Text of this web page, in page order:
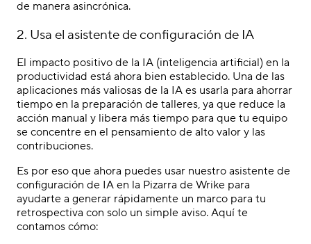
de manera asincrónica.
2. Usa el asistente de configuración de IA
El impacto positivo de la IA (inteligencia artificial) en la
productividad está ahora bien establecido. Una de las
aplicaciones más valiosas de la IA es usarla para ahorrar
tiempo en la preparación de talleres, ya que reduce la
acción manual y libera más tiempo para que tu equipo
se concentre en el pensamiento de alto valor y las
contribuciones.
Es por eso que ahora puedes usar nuestro asistente de
configuración de IA en la Pizarra de Wrike para
ayudarte a generar rápidamente un marco para tu
retrospectiva con solo un simple aviso. Aquí te
contamos cómo: